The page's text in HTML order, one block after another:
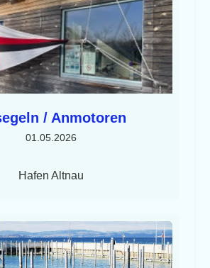
/ Anmotoren
01.05.2026
Hafen Altnau